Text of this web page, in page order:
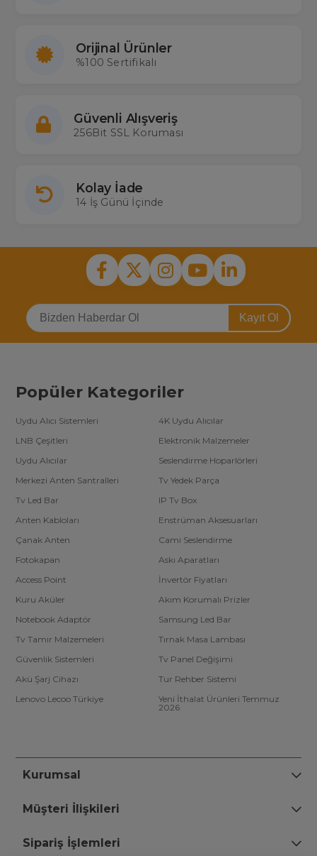
Orijinal Ürünler
%100 Sertifikalı
Güvenli Alışveriş
256Bit SSL Koruması
Kolay İade
14 İş Günü İçinde
Kayıt Ol
Popüler Kategoriler
Uydu Alıcı Sistemleri
4K Uydu Alıcılar
LNB Çeşitleri
Elektronik Malzemeler
Uydu Alıcılar
Seslendirme Hoparlörleri
Merkezi Anten Santralleri
Tv Yedek Parça
Tv Led Bar
IP Tv Box
Anten Kabloları
Enstrüman Aksesuarları
Çanak Anten
Cami Seslendirme
Fotokapan
Askı Aparatları
Access Point
İnvertör Fiyatları
Kuru Aküler
Akım Korumalı Prizler
Notebook Adaptör
Samsung Led Bar
Tv Tamir Malzemeleri
Tırnak Masa Lambası
Güvenlik Sistemleri
Tv Panel Değişimi
Akü Şarj Cihazı
Tur Rehber Sistemi
Lenovo Lecoo Türkiye
Yeni İthalat Ürünleri Temmuz
2026
Kurumsal
Müşteri İlişkileri
Sipariş İşlemleri